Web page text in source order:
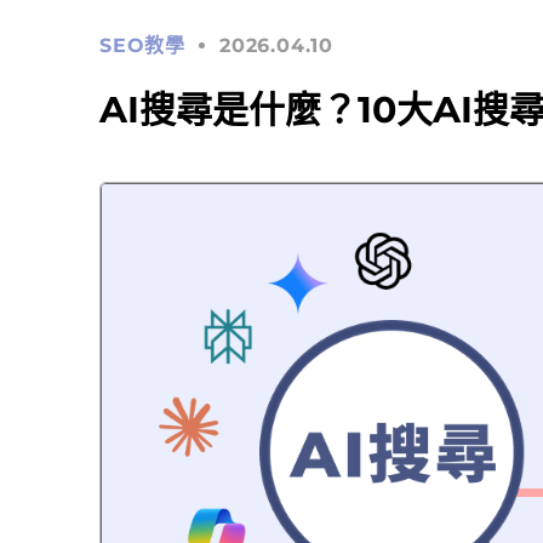
SEO教學 2026.04.10
AI搜尋是什麼？10大AI搜